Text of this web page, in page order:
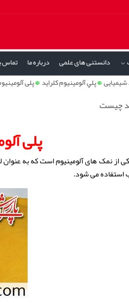
دانستنی های علمی درباره ما
تماس
شیمیایی پلي آلومينيوم كلرايد پلی
چیست
پلی
از نمک های آلومینیوم است که به
استفاده می شود.